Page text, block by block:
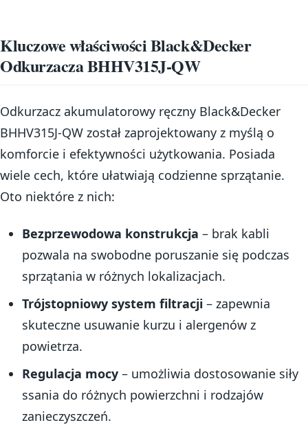
Kluczowe właściwości Black&Decker
Odkurzacza BHHV315J-QW
Odkurzacz akumulatorowy ręczny Black&Decker
BHHV315J-QW został zaprojektowany z myślą o
komforcie i efektywności użytkowania. Posiada
wiele cech, które ułatwiają codzienne sprzątanie.
Oto niektóre z nich:
Bezprzewodowa konstrukcja – brak kabli
pozwala na swobodne poruszanie się podczas
sprzątania w różnych lokalizacjach.
Trójstopniowy system filtracji– zapewnia
skuteczne usuwanie kurzu i alergenów z
powietrza.
Regulacja mocy– umożliwia dostosowanie siły
ssania do różnych powierzchni i rodzajów
zanieczyszczeń.